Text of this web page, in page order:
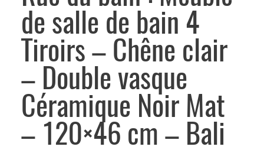
de salle de bain 4
Tiroirs – Chêne clair
– Double vasque
Céramique Noir Mat
– 120×46 cm – Bali